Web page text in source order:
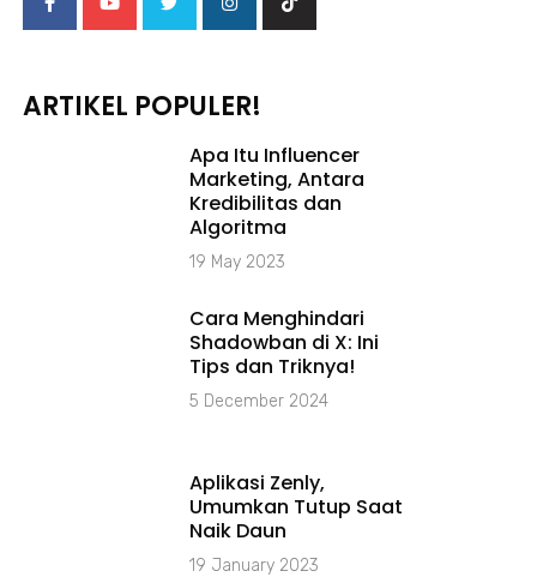
ARTIKEL POPULER!
Apa Itu Influencer
Marketing, Antara
Kredibilitas dan
Algoritma
19 May 2023
Cara Menghindari
Shadowban di X: Ini
Tips dan Triknya!
5 December 2024
Aplikasi Zenly,
Umumkan Tutup Saat
Naik Daun
19 January 2023